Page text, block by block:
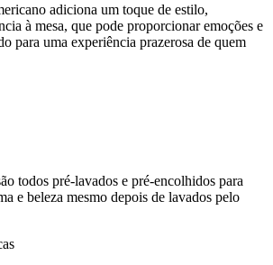
adiciona um toque de estilo,
à mesa, que pode proporcionar emoções e
para uma experiência prazerosa de quem
todos pré-lavados e pré-encolhidos para
e beleza mesmo depois de lavados pelo